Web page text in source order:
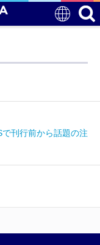
刊行前から話題の注